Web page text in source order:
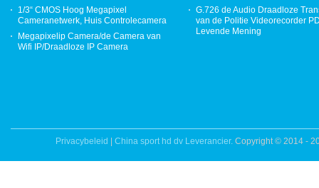
1/3“ CMOS Hoog Megapixel
Cameranetwerk, Huis Controlecamera
Megapixelip Camera/de Camera van
Wifi IP/Draadloze IP Camera
G.726 de Audio Draadloze
van de Politie Videorecorder
Levende Mening
Privacybeleid | China sport hd dv Leverancier. Copyright © 2014 -